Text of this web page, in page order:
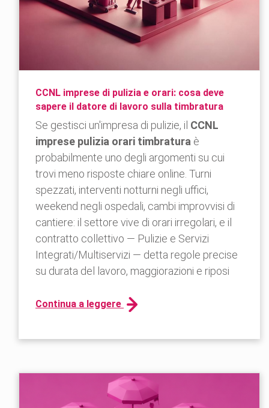
CCNL imprese di pulizia e orari: cosa deve
sapere il datore di lavoro sulla timbratura
Se gestisci un'impresa di pulizie, il CCNL
imprese pulizia orari timbratura è
probabilmente uno degli argomenti su cui
trovi meno risposte chiare online. Turni
spezzati, interventi notturni negli uffici,
weekend negli ospedali, cambi improvvisi di
cantiere: il settore vive di orari irregolari, e il
contratto collettivo — Pulizie e Servizi
Integrati/Multiservizi — detta regole precise
su durata del lavoro, maggiorazioni e riposi
Continua a leggere